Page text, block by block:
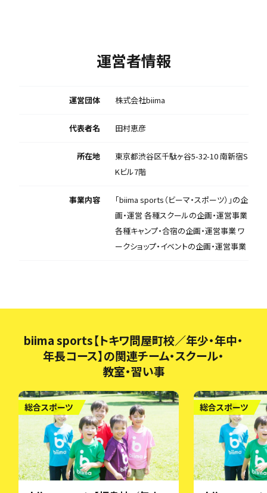
運営者情報
運営団体 株式会社biima
代表者名 田村恵彦
所在地
東京都渋谷区千駄ヶ谷5-32-10 南新宿S
Kビル7階
事業内容
「biima sports（ビーマ・スポーツ）」の企
画・運営 各種スクールの企画・運営事業
各種キャンプ・合宿の企画・運営事業 ワ
ークショップ・イベントの企画・運営事業
biima sports【トキワ問屋町校／年少・年中・
年長コース】の関連チーム・スクール・
教室・習い事
総合スポーツ 総合スポーツ